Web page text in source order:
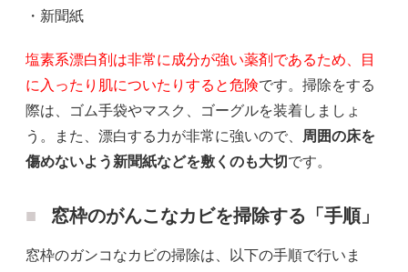
・新聞紙
塩素系漂白剤は非常に成分が強い薬剤であるため、目
に入ったり肌についたりすると危険です。掃除をする
際は、ゴム手袋やマスク、ゴーグルを装着しましょ
う。また、漂白する力が非常に強いので、
周囲の床を
傷めないよう新聞紙などを敷くのも大切 です。
窓枠のがんこなカビを掃除する「手順」
窓枠のガンコなカビの掃除は、以下の手順で行いま